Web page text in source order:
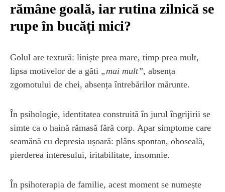
rămâne goală, iar rutina zilnică se
rupe în bucăți mici?
Golul are textură: liniște prea mare, timp prea mult,
lipsa motivelor de a găti „mai mult”, absența
zgomotului de chei, absența întrebărilor mărunte.
În psihologie, identitatea construită în jurul îngrijirii se
simte ca o haină rămasă fără corp. Apar simptome care
seamănă cu depresia ușoară: plâns spontan, oboseală,
pierderea interesului, iritabilitate, insomnie.
În psihoterapia de familie, acest moment se numește